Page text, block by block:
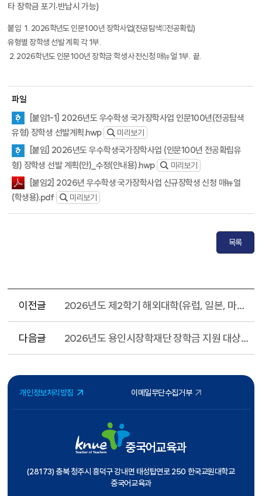
타 장학금 포기·반납시 가능)
붙임 1. 2026학년도 인문100년 장학사업(전공탐색전공확립)
유형별 장학생 선발 계획 각1부.
2. 2026학년도 인문100년 장학금 학생 사전신청 매뉴얼 1부. 끝.
파일
[붙임1-1] 2026년도 우수학생 국가장학사업 인문100년(전공탐색
유형) 장학생 선발계획.hwp
미리보기
[붙임] 2026년도 우수학생국가장학사업 (인문100년 전공확립유
형) 장학생 선발 계획(안)_수정(안내용).hwp
미리보기
[붙임2] 2026년 우수학생 국가장학사업 신규장학생 신청 매뉴얼
(학생용).pdf
미리보기
목록
이전글 2026년도 제2학기 해외대학(유럽, 일본, 마카오) 교환학생 선발 계획 알림
다음글 2026년도 용인시장학재단 장학금 지원 대상자 선발 계획 공고 안내
개인정보처리방침 이메일무단수집거부
중국어교육과
(28173) 충북 청주시 흥덕구 강내면 태성탑연로 250 한국교원대학교
중국어교육과